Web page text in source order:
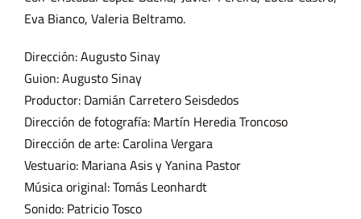
Eva Bianco, Valeria Beltramo.
Dirección: Augusto Sinay
Guion: Augusto Sinay
Productor: Damián Carretero Seisdedos
Dirección de fotografía: Martín Heredia Troncoso
Dirección de arte: Carolina Vergara
Vestuario: Mariana Asis y Yanina Pastor
Música original: Tomás Leonhardt
Sonido: Patricio Tosco